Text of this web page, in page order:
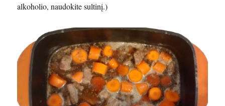
alkoholio, naudokite sultinį.)